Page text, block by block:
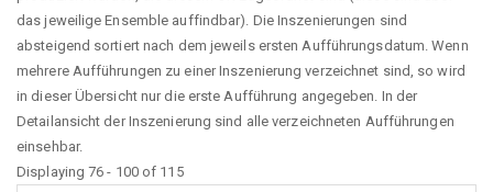
das jeweilige Ensemble auffindbar). Die Inszenierungen sind
absteigend sortiert nach dem jeweils ersten Aufführungsdatum. Wenn
mehrere Aufführungen zu einer Inszenierung verzeichnet sind, so wird
in dieser Übersicht nur die erste Aufführung angegeben. In der
Detailansicht der Inszenierung sind alle verzeichneten Aufführungen
einsehbar.
Displaying 76 - 100 of 115